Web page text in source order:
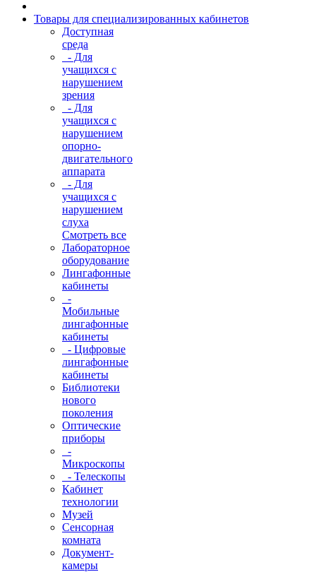
Товары для специализированных кабинетов
Доступная
среда
- Для
учащихся с
нарушением
зрения
- Для
учащихся с
нарушением
опорно-
двигательного
аппарата
- Для
учащихся с
нарушением
слуха
Смотреть все
Лабораторное
оборудование
Лингафонные
кабинеты
-
Мобильные
лингафонные
кабинеты
- Цифровые
лингафонные
кабинеты
Библиотеки
нового
поколения
Оптические
приборы
-
Микроскопы
- Телескопы
Кабинет
технологии
Музей
Сенсорная
комната
Документ-
камеры